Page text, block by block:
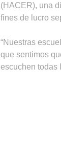
(HACER), una
fines de lucro
“Nuestras
que sentimos
escuchen todas